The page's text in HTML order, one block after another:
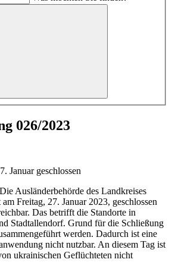
026/2023
Januar geschlossen
Ausländerbehörde des Landkreises
Freitag, 27. Januar 2023, geschlossen
Das betrifft die Standorte in
Stadtallendorf. Grund für die Schließung
werden. Dadurch ist eine
nicht nutzbar. An diesem Tag ist
ukrainischen Geflüchteten nicht